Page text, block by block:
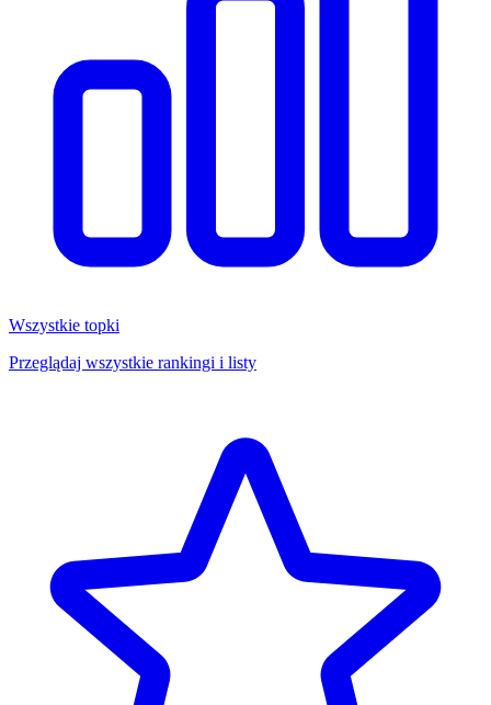
Wszystkie topki
Przeglądaj wszystkie rankingi i listy